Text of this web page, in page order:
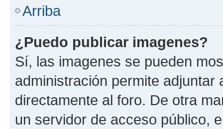
Arriba
¿Puedo publicar imagenes?
Sí, las imagenes se pueden
administración permite
directamente al foro. De otra
un servidor de acceso público,